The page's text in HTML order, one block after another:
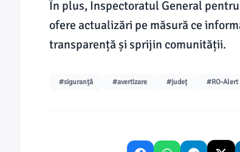
În plus, Inspectoratul General
ofere actualizări pe măsură ce
transparență și sprijin comunității.
#siguranță #avertizare #județ #RO-Alert